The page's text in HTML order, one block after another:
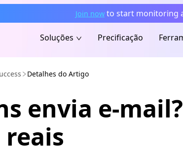
Join now to start monitoring
Soluções Precificação
Detalhes do Artigo
envia e-
reais